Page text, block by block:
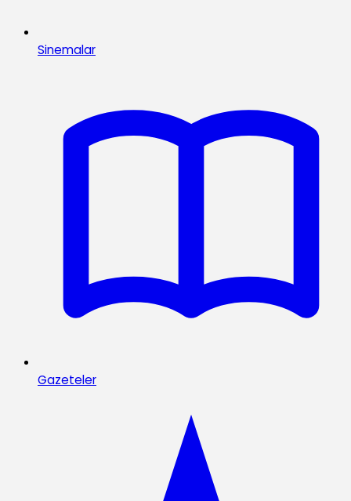
Sinemalar
Gazeteler